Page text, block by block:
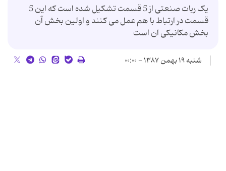
یک ربات صنعتی از 5 قسمت تشکیل شده است که این 5
قسمت در ارتباط با هم عمل می کنند و اولین بخش آن
بخش مکانیکی ان است
شنبه ۱۹ بهمن ۱۳۸۷ - ۰۰:۰۰